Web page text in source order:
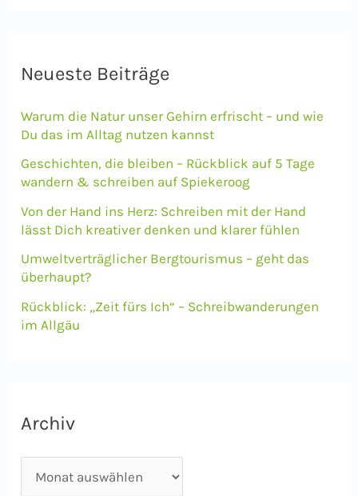
e
n
c
h
:
Neueste Beiträge
Warum die Natur unser Gehirn erfrischt – und wie
Du das im Alltag nutzen kannst
Geschichten, die bleiben – Rückblick auf 5 Tage
wandern & schreiben auf Spiekeroog
Von der Hand ins Herz: Schreiben mit der Hand
lässt Dich kreativer denken und klarer fühlen
Umweltverträglicher Bergtourismus – geht das
überhaupt?
Rückblick: „Zeit fürs Ich“ – Schreibwanderungen
im Allgäu
Archiv